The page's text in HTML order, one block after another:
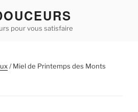
pour vous satisfaire
/ Miel de Printemps des Monts